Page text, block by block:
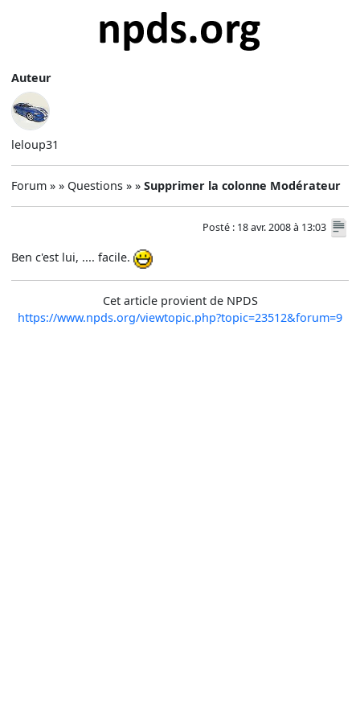
Auteur
leloup31
Forum » » Questions » »Supprimer la colonne Modérateur
Posté : 18 avr. 2008 à 13:03
Ben c'est lui, .... facile.
Cet article provient de NPDS
https://www.npds.org/viewtopic.php?topic=23512&forum=9